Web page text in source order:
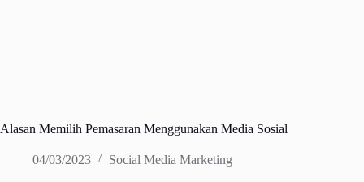
Alasan Memilih Pemasaran Menggunakan Media Sosial
04/03/2023 Social Media Marketing